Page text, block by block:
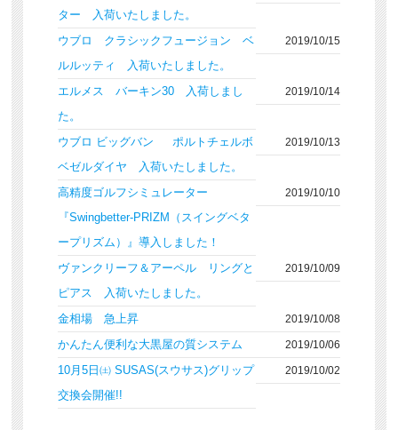
ター 入荷いたしました。
ウブロ クラシックフュージョン ベ
ルルッティ 入荷いたしました。
2019/10/15
エルメス バーキン30 入荷しまし
た。
2019/10/14
ウブロ ビッグバン ポルトチェルボ
ベゼルダイヤ 入荷いたしました。
2019/10/13
高精度ゴルフシミュレーター
『Swingbetter-PRIZM（スイングベタ
ープリズム）』導入しました！
2019/10/10
ヴァンクリーフ＆アーペル リングと
ピアス 入荷いたしました。
2019/10/09
金相場 急上昇 2019/10/08
かんたん便利な大黒屋の質システム 2019/10/06
10月5日㈯ SUSAS(スウサス)グリップ
交換会開催!!
2019/10/02